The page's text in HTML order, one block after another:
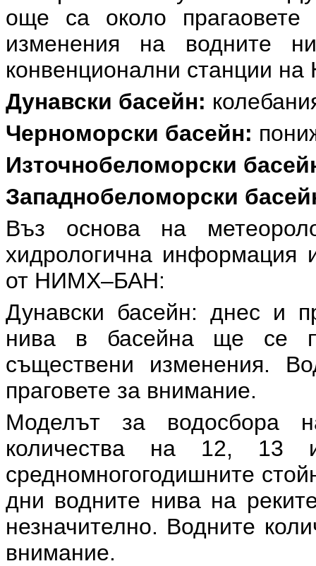
още са около прагаовете
изменения на водните
конвенционални станции
Дунавски басейн:
Черноморски басейн:
Източнобеломорски
Западнобеломорски
Въз основа на
хидрологична информация
от НИМХ–БАН:
Дунавски басейн: днес и
нива в басейна ще се
съществени изменения.
праговете за внимание.
Моделът за водосбора
количества на 12, 13
средномногогодишните
дни водните нива на
незначително. Водните
внимание.